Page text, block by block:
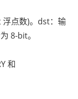
点数)。dst：输
8-bit。
和